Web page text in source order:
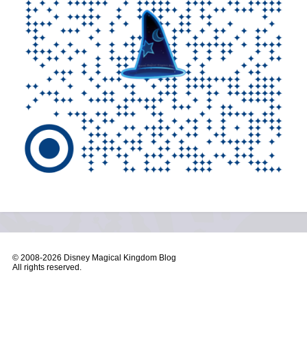
© 2008-2026 Disney Magical Kingdom Blog
All rights reserved.